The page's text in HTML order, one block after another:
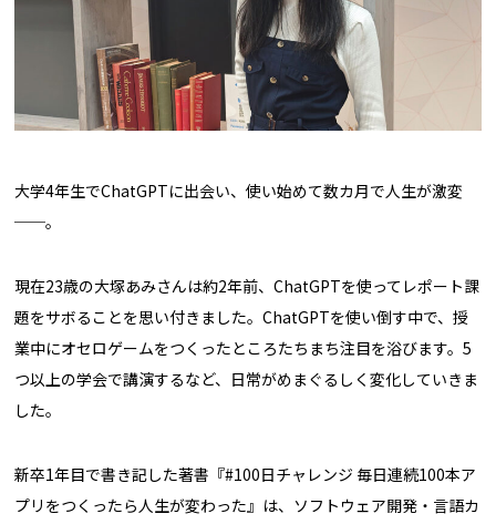
大学4年生でChatGPTに出会い、使い始めて数カ月で人生が激変
──。
現在23歳の大塚あみさんは約2年前、ChatGPTを使ってレポート課
題をサボることを思い付きました。ChatGPTを使い倒す中で、授
業中にオセロゲームをつくったところたちまち注目を浴びます。5
つ以上の学会で講演するなど、日常がめまぐるしく変化していきま
した。
新卒1年目で書き記した著書『#100日チャレンジ 毎日連続100本ア
プリをつくったら人生が変わった』は、ソフトウェア開発・言語カ